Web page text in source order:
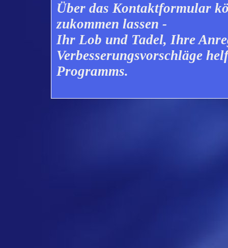
Über das Kontaktformular
zukommen lassen -
Ihr Lob und Tadel, Ihre
Verbesserungsvorschläge
Programms.